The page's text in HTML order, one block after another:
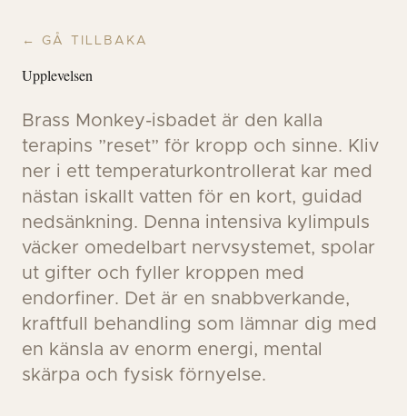
← GÅ TILLBAKA
Upplevelsen
Brass Monkey-isbadet är den kalla
terapins ”reset” för kropp och sinne. Kliv
ner i ett temperaturkontrollerat kar med
nästan iskallt vatten för en kort, guidad
nedsänkning. Denna intensiva kylimpuls
väcker omedelbart nervsystemet, spolar
ut gifter och fyller kroppen med
endorfiner. Det är en snabbverkande,
kraftfull behandling som lämnar dig med
en känsla av enorm energi, mental
skärpa och fysisk förnyelse.